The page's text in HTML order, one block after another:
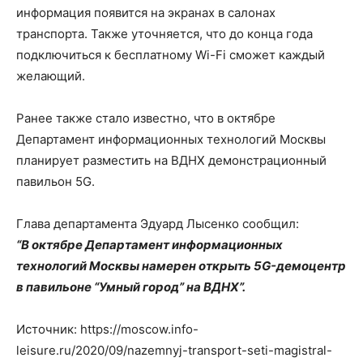
информация появится на экранах в салонах
транспорта. Также уточняется, что до конца года
подключиться к бесплатному Wi-Fi сможет каждый
желающий.
Ранее также стало известно, что в октябре
Департамент информационных технологий Москвы
планирует разместить на ВДНХ демонстрационный
павильон 5G.
Глава департамента Эдуард Лысенко сообщил:
“В октябре Департамент информационных
технологий Москвы намерен открыть 5G-демоцентр
в павильоне “Умный город” на ВДНХ”.
Источник: https://moscow.info-
leisure.ru/2020/09/nazemnyj-transport-seti-magistral-